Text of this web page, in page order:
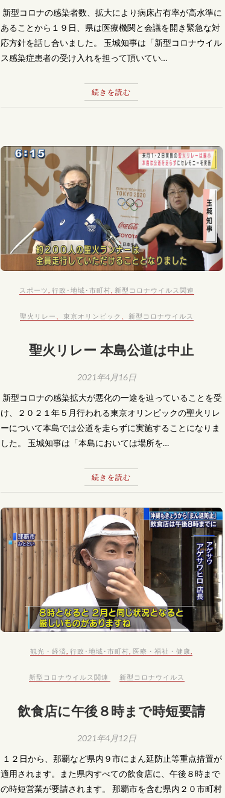
​ 新型コロナの感染者数、拡大により病床占有率が高水準に
あることから１９日、県は医療機関と会議を開き緊急な対
応方針を話し合いました。 玉城知事は「新型コロナウイル
ス感染症患者の受け入れを担って頂いてい…
続きを読む
スポーツ ,行政･地域･市町村 新型コロナウイルス関連
聖火リレー 、東京オリンピック 新型コロナウイルス
聖火リレー 本島公道は中止
2021年4月16日
​ 新型コロナの感染拡大が悪化の一途を辿っていることを受
け、２０２１年５月行われる東京オリンピックの聖火リレ
ーについて本島では公道を走らずに実施することになりま
した。 玉城知事は「本島においては場所を…
続きを読む
観光・経済 ,行政･地域･市町村 医療・福祉・健康
新型コロナウイルス関連 新型コロナウイルス
飲食店に午後８時まで時短要請
2021年4月12日
​ １２日から、那覇など県内９市にまん延防止等重点措置が
適用されます。また県内すべての飲食店に、午後８時まで
の時短営業が要請されます。 那覇市を含む県内２０市町村